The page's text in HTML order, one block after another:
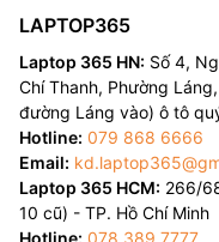
LAPTOP365
Laptop 365 HN: Số 4,
Chí Thanh, Phường
đường Láng vào) ô tô
Hotline: 079 868 6666
Email:
Laptop 365 HCM: 266/
10 cũ) - TP. Hồ Chí Minh
Hotline: 078 389 7777